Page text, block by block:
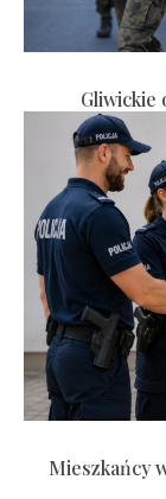
Gliwickie
Mieszkańcy